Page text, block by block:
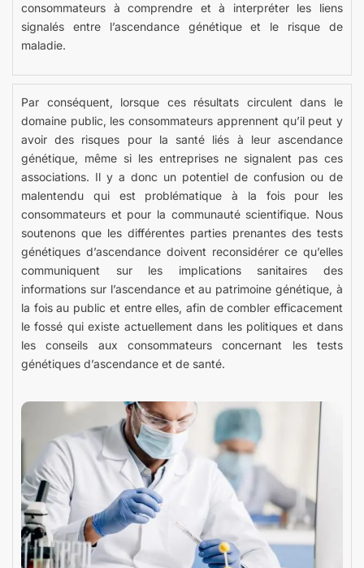
consommateurs à comprendre et à interpréter les liens
signalés entre l’ascendance génétique et le risque de
maladie.
Par conséquent, lorsque ces résultats circulent dans le
domaine public, les consommateurs apprennent qu’il peut y
avoir des risques pour la santé liés à leur ascendance
génétique, même si les entreprises ne signalent pas ces
associations. Il y a donc un potentiel de confusion ou de
malentendu qui est problématique à la fois pour les
consommateurs et pour la communauté scientifique. Nous
soutenons que les différentes parties prenantes des tests
génétiques d’ascendance doivent reconsidérer ce qu’elles
communiquent sur les implications sanitaires des
informations sur l’ascendance et au patrimoine génétique, à
la fois au public et entre elles, afin de combler efficacement
le fossé qui existe actuellement dans les politiques et dans
les conseils aux consommateurs concernant les tests
génétiques d’ascendance et de santé.